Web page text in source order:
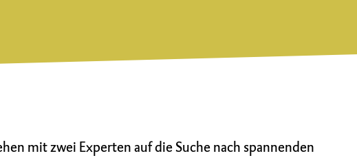
mit zwei Experten auf die Suche nach spannenden